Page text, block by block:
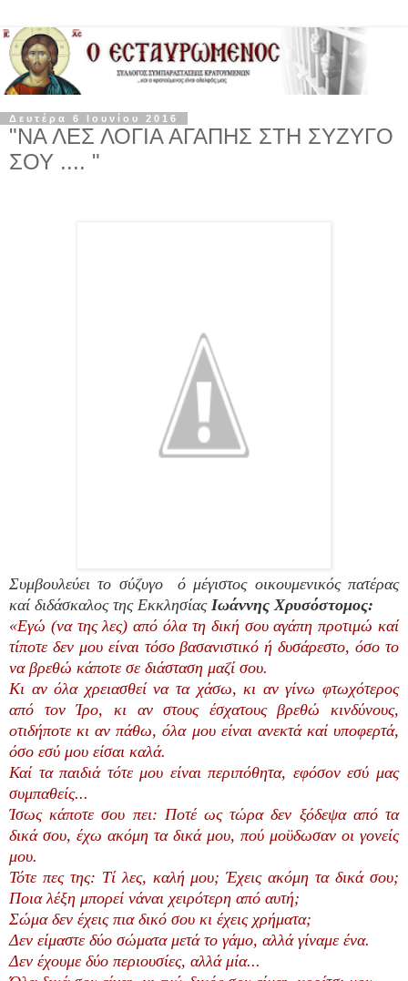
Δευτέρα 6 Ιουνίου 2016
"ΝΑ ΛΕΣ ΛΟΓΙΑ ΑΓΑΠΗΣ ΣΤΗ ΣΥΖΥΓΟ
ΣΟΥ .... "
Συμβουλεύει το σύζυγο
ό μέγιστος οικουμενικός πατέρας
καί διδάσκαλος της Εκκλησίας Ιωάννης Χρυσόστομος:
«Εγώ (να της λες) από όλα τη δική σου αγάπη προτιμώ καί
τίποτε δεν μου είναι τόσο βασανιστικό ή δυσάρεστο, όσο το
να βρεθώ κάποτε σε διάσταση μαζί σου.
Κι αν όλα χρειασθεί να τα χάσω, κι αν γίνω φτωχότερος
από τον Ίρο, κι αν στους έσχατους βρεθώ κινδύνους,
οτιδήποτε κι αν πάθω, όλα μου είναι ανεκτά καί υποφερτά,
όσο εσύ μου είσαι καλά.
Καί τα παιδιά τότε μου είναι περιπόθητα, εφόσον εσύ μας
συμπαθείς...
Ίσως κάποτε σου πει: Ποτέ ως τώρα δεν ξόδεψα από τα
δικά σου, έχω ακόμη τα δικά μου, πού μοϋδωσαν οι γονείς
μου.
Τότε πες της: Τί λες, καλή μου; Έχεις ακόμη τα δικά σου;
Ποια λέξη μπορεί νάναι χειρότερη από αυτή;
Σώμα δεν έχεις πια δικό σου κι έχεις χρήματα;
Δεν είμαστε δύο σώματα μετά το γάμο, αλλά γίναμε ένα.
Δεν έχουμε δύο περιουσίες, αλλά μία...